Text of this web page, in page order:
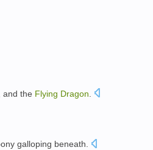
, and the Flying Dragon
galloping beneath.